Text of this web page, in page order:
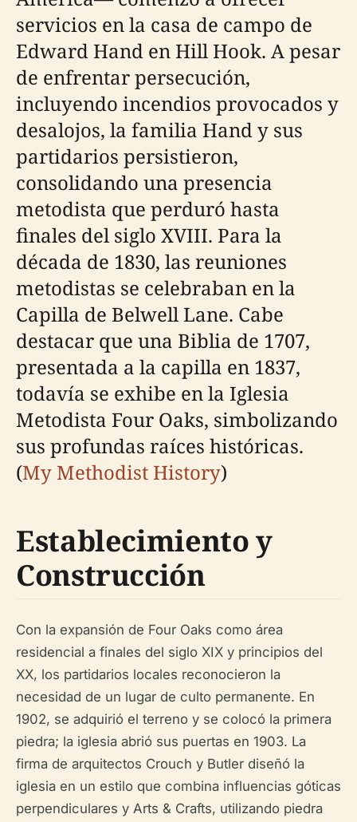
servicios en la casa de campo de
Edward Hand en Hill Hook. A pesar
de enfrentar persecución,
incluyendo incendios provocados y
desalojos, la familia Hand y sus
partidarios persistieron,
consolidando una presencia
metodista que perduró hasta
finales del siglo XVIII. Para la
década de 1830, las reuniones
metodistas se celebraban en la
Capilla de Belwell Lane. Cabe
destacar que una Biblia de 1707,
presentada a la capilla en 1837,
todavía se exhibe en la Iglesia
Metodista Four Oaks, simbolizando
sus profundas raíces históricas.
(My Methodist History)
Establecimiento y
Construcción
Con la expansión de Four Oaks como área
residencial a finales del siglo XIX y principios del
XX, los partidarios locales reconocieron la
necesidad de un lugar de culto permanente. En
1902, se adquirió el terreno y se colocó la primera
piedra; la iglesia abrió sus puertas en 1903. La
firma de arquitectos Crouch y Butler diseñó la
iglesia en un estilo que combina influencias góticas
perpendiculares y Arts & Crafts, utilizando piedra